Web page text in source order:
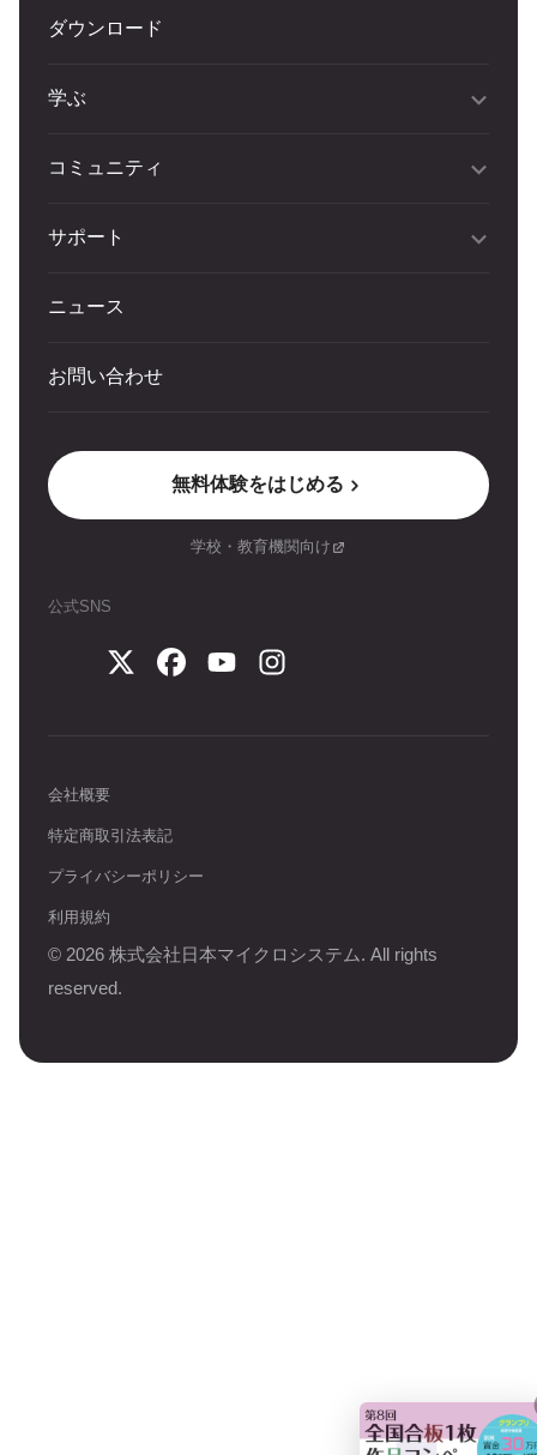
ダウンロード
学ぶ
コミュニティ
サポート
ニュース
お問い合わせ
無料体験をはじめる
学校・教育機関向け
公式SNS
会社概要
特定商取引法表記
プライバシーポリシー
利用規約
© 2026 株式会社日本マイクロシステム. All rights
reserved.